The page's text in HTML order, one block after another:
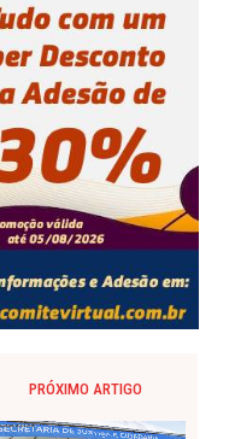
PRÓXIMO ARTIGO